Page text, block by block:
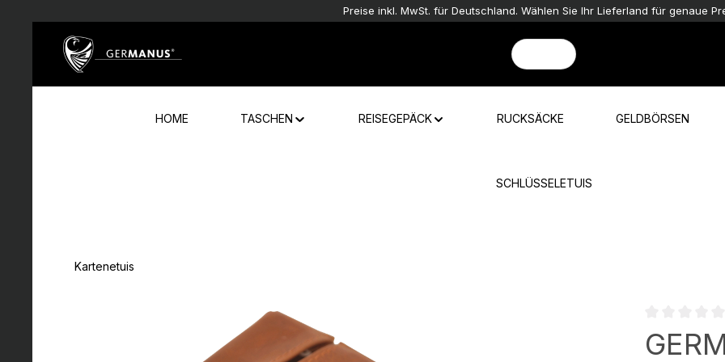
Preise inkl. MwSt. für Deutschland. Wählen Sie Ihr Lieferland für genaue
HOME TASCHEN REISEGEPÄCK RUCKSÄCKE GELDBÖRSEN
SCHLÜSSELETUIS
Kartenetuis